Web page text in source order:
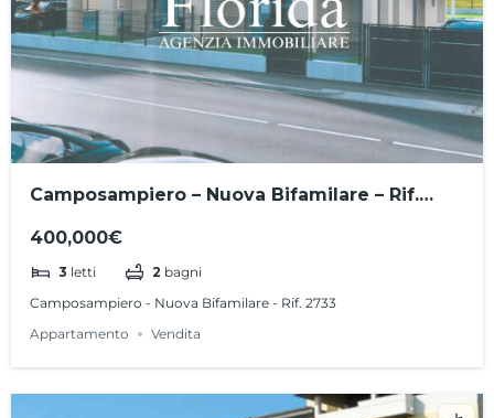
Camposampiero – Nuova Bifamilare – Rif.
400,000€
3 letti 2 bagni
Camposampiero - Nuova Bifamilare - Rif. 2733
Appartamento
Vendita